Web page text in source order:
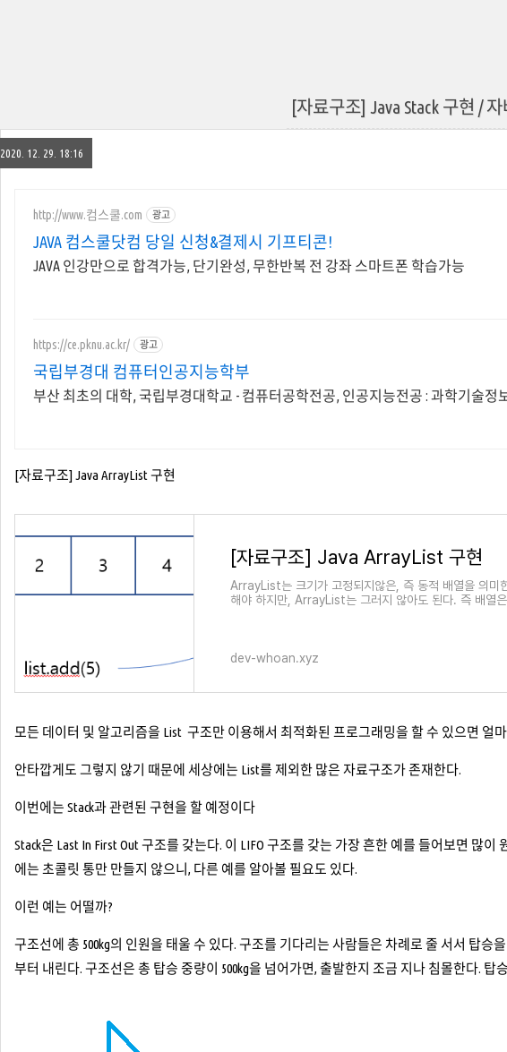
[자료구조] Java Stack 구현 /
2020. 12. 29. 18:16
http://www.컴스쿨.com 광고
JAVA 컴스쿨닷컴 당일 신청&결제시 기프티콘!
JAVA 인강만으로 합격가능, 단기완성, 무한반복 전 강좌 스마트폰 학습가능
https://ce.pknu.ac.kr/ 광고
국립부경대 컴퓨터인공지능학부
부산 최초의 대학, 국립부경대학교 - 컴퓨터공학전공, 인공지능전공 : 과학기술정
[자료구조] Java ArrayList 구현
[자료구조] Java ArrayList 구현
ArrayList는 크기가 고정되지않은, 즉 동적 배열을 의미
해야 하지만, ArrayList는 그러지 않아도 된다. 즉 배열
dev-whoan.xyz
모든 데이터 및 알고리즘을 List 구조만 이용해서 최적화된 프로그래밍을 할 수 있으면 얼
안타깝게도 그렇지 않기 때문에 세상에는 List를 제외한 많은 자료구조가 존재한다.
이번에는 Stack과 관련된 구현을 할 예정이다
Stack은 Last In First Out 구조를 갖는다. 이 LIFO 구조를 갖는 가장 흔한 예를 들어보면 많
에는 초콜릿 통만 만들지 않으니, 다른 예를 알아볼 필요도 있다.
이런 예는 어떨까?
구조선에 총 500kg의 인원을 태울 수 있다. 구조를 기다리는 사람들은 차례로 줄 서서 탑
부터 내린다. 구조선은 총 탑승 중량이 500kg을 넘어가면, 출발한지 조금 지나 침몰한다. 탑